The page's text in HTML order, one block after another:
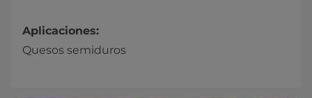
Aplicaciones:
Quesos semiduros